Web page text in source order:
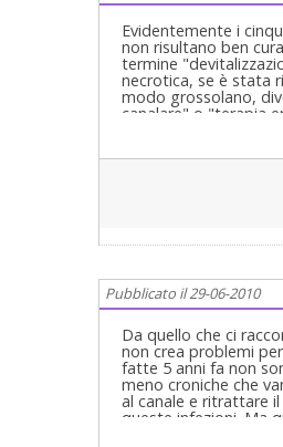
Evidentemente i
non risultano ben
termine
necrotica, se è stata
modo grossolano,
canalare" o "terapia
ai cinque denti,
descrivere i difetti
che altrimenti
Pubblicato il 29-06-2010
Da quello che ci
non crea problemi
fatte 5 anni fa non
meno croniche che
al canale e ritrattare
queste infezioni. Ma